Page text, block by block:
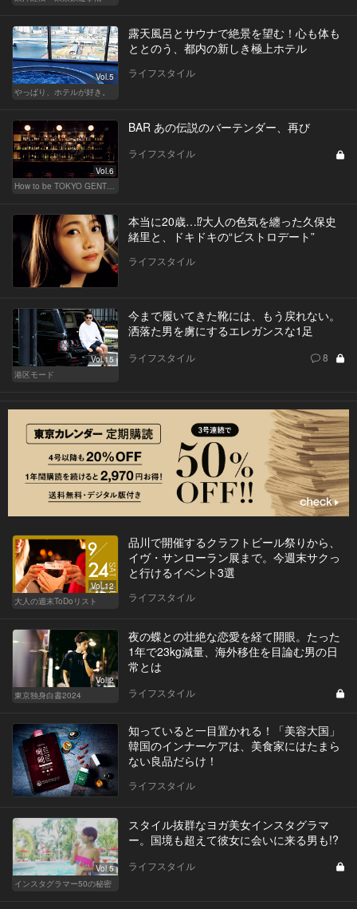
Vol.5
やっぱり、ホテルが好き。
露天風呂とサウナで絶景を望む！心も体も
ととのう、都内の新しき極上ホテル
ライフスタイル
Vol.6
How to be TOKYO GENTS 東京人よ、紳士たれ！
BAR あの伝説のバーテンダー、再び
ライフスタイル
本当に20歳…⁉大人の色気を纏った久保史
緒里と、ドキドキの“ビストロデート”
ライフスタイル
Vol.15
港区モード
今まで履いてきた靴には、もう戻れない。
洒落た男を虜にするエレガンスな1足
ライフスタイル 8
Vol.12
大人の週末ToDoリスト
品川で開催するクラフトビール祭りから、
イヴ・サンローラン展まで。今週末サクっ
と行けるイベント3選
ライフスタイル
Vol.2
東京独身白書2024
夜の蝶との壮絶な恋愛を経て開眼。たった
1年で23kg減量、海外移住を目論む男の日
常とは
ライフスタイル
知っていると一目置かれる！「美容大国」
韓国のインナーケアは、美食家にはたまら
ない良品だらけ！
ライフスタイル
Vol.5
インスタグラマー50の秘密
スタイル抜群なヨガ美女インスタグラマ
ー。国境も超えて彼女に会いに来る男も!?
ライフスタイル